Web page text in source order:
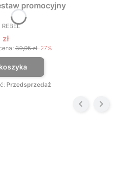
promocyjny
PRODUCENT
REBEL
39,95 zł-27%
Przedsprzedaż